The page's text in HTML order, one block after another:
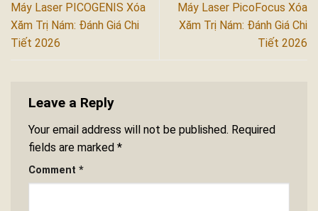
Máy Laser PICOGENIS Xóa
Xăm Trị Nám: Đánh Giá Chi
Tiết 2026
Máy Laser PicoFocus Xóa
Xăm Trị Nám: Đánh Giá Chi
Tiết 2026
Leave a Reply
Your email address will not be published. Required
fields are marked *
Comment *